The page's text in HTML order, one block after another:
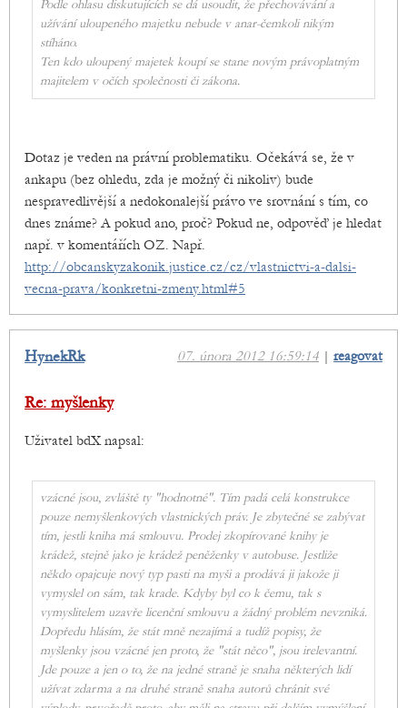
Podle ohlasu diskutujících se dá usoudit, že přechovávání a
užívání uloupeného majetku nebude v anar-čemkoli nikým
stíháno.
Ten kdo uloupený majetek koupí se stane novým právoplatným
majitelem v očích společnosti či zákona.
Dotaz je veden na právní problematiku. Očekává se, že v
ankapu (bez ohledu, zda je možný či nikoliv) bude
nespravedlivější a nedokonalejší právo ve srovnání s tím, co
dnes známe? A pokud ano, proč? Pokud ne, odpověď je hledat
např. v komentářích OZ. Např.
http://obcanskyzakonik.justice.cz/cz/vlastnictvi-a-dalsi-
vecna-prava/konkretni-zmeny.html#5
07. února 2012 16:59:14 | reagovat
HynekRk
Re: myšlenky
Uživatel bdX napsal:
vzácné jsou, zvláště ty "hodnotné". Tím padá celá konstrukce
pouze nemyšlenkových vlastnických práv. Je zbytečné se zabývat
tím, jestli kniha má smlouvu. Prodej zkopírované knihy je
krádež, stejně jako je krádež peněženky v autobuse. Jestliže
někdo opajcuje nový typ pasti na myši a prodává ji jakože ji
vymyslel on sám, tak krade. Kdyby byl co k čemu, tak s
vymyslitelem uzavře licenční smlouvu a žádný problém nevzniká.
Dopředu hlásím, že stát mně nezajímá a tudíž popisy, že
myšlenky jsou vzácné jen proto, že "stát něco", jsou irelevantní.
Jde pouze a jen o to, že na jedné straně je snaha některých lidí
užívat zdarma a na druhé straně snaha autorů chránit své